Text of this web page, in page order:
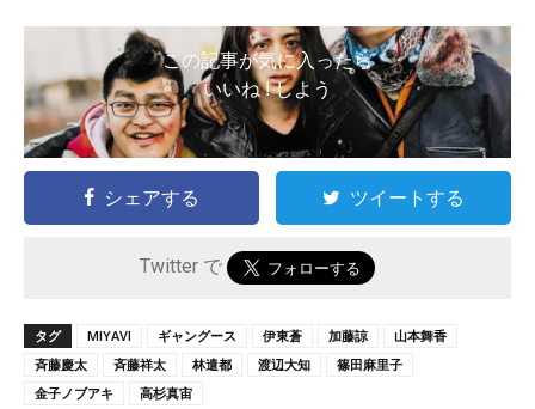
この記事が気に入ったら
いいね ! しよう
シェアする ツイートする
Twitter で
タグ MIYAVI ギャングース 伊東蒼 加藤諒
山本舞香
斉藤慶太
斉藤祥太 林遣都 渡辺大知
篠田麻里子
金子ノブアキ
高杉真宙